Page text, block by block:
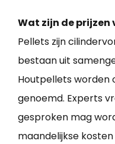
Wat zijn de prijzen
Pellets zijn
bestaan uit
Houtpellets worden
genoemd. Experts
gesproken mag
maandelijkse